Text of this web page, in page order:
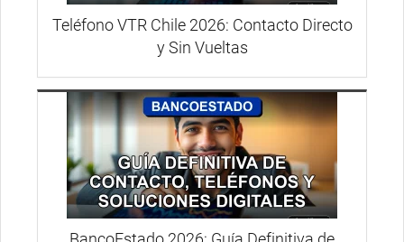
Teléfono VTR Chile 2026: Contacto Directo
y Sin Vueltas